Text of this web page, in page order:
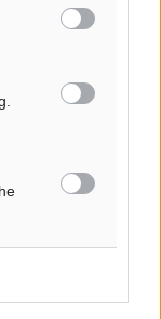
48 ώρες στη
με δωρεά